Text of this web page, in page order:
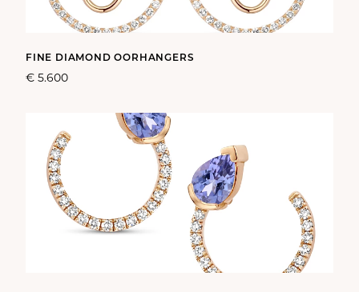
FINE DIAMOND OORHANGERS
€ 5.600